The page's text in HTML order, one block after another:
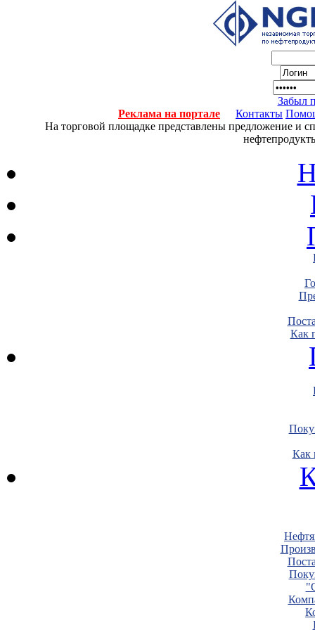
Забыл
Реклама на портале
Контакты
На торговой площадке представлены предложение и
Как
Как